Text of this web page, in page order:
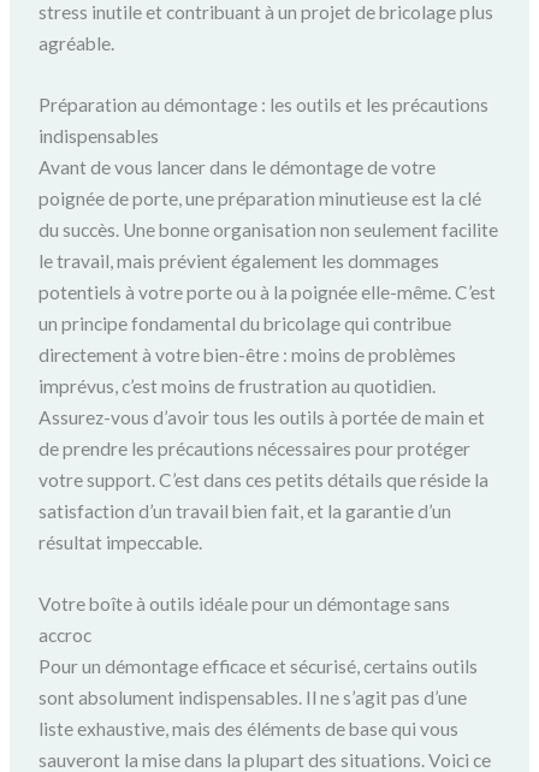
stress inutile et contribuant à un projet de bricolage plus
agréable.
Préparation au démontage : les outils et les précautions
indispensables
Avant de vous lancer dans le démontage de votre
poignée de porte, une préparation minutieuse est la clé
du succès. Une bonne organisation non seulement facilite
le travail, mais prévient également les dommages
potentiels à votre porte ou à la poignée elle-même. C’est
un principe fondamental du bricolage qui contribue
directement à votre bien-être : moins de problèmes
imprévus, c’est moins de frustration au quotidien.
Assurez-vous d’avoir tous les outils à portée de main et
de prendre les précautions nécessaires pour protéger
votre support. C’est dans ces petits détails que réside la
satisfaction d’un travail bien fait, et la garantie d’un
résultat impeccable.
Votre boîte à outils idéale pour un démontage sans
accroc
Pour un démontage efficace et sécurisé, certains outils
sont absolument indispensables. Il ne s’agit pas d’une
liste exhaustive, mais des éléments de base qui vous
sauveront la mise dans la plupart des situations. Voici ce